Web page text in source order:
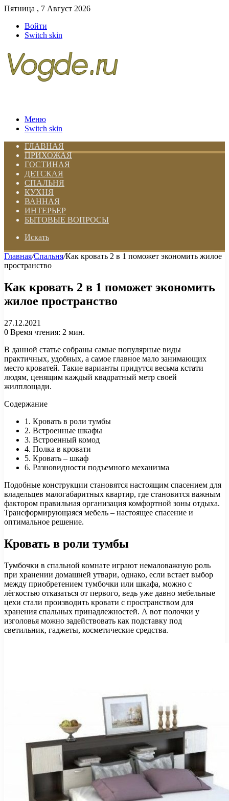
Пятница , 7 Август 2026
Войти
Switch skin
Меню
Switch skin
ГЛАВНАЯ
ПРИХОЖАЯ
ГОСТИНАЯ
ДЕТСКАЯ
СПАЛЬНЯ
КУХНЯ
ВАННАЯ
ИНТЕРЬЕР
БЫТОВЫЕ ВОПРОСЫ
Искать
Главная/Спальня/Как кровать 2 в 1 поможет экономить жилое
пространство
Как кровать 2 в 1 поможет экономить
жилое пространство
27.12.2021
0 Время чтения: 2 мин.
В данной статье собраны самые популярные виды
практичных, удобных, а самое главное мало занимающих
место кроватей. Такие варианты придутся весьма кстати
людям, ценящим каждый квадратный метр своей
жилплощади.
Содержание
1. Кровать в роли тумбы
2. Встроенные шкафы
3. Встроенный комод
4. Полка в кровати
5. Кровать – шкаф
6. Разновидности подъемного механизма
Подобные конструкции становятся настоящим спасением для
владельцев малогабаритных квартир, где становится важным
фактором правильная организация комфортной зоны отдыха.
Трансформирующаяся мебель – настоящее спасение и
оптимальное решение.
Кровать в роли тумбы
Тумбочки в спальной комнате играют немаловажную роль
при хранении домашней утвари, однако, если встает выбор
между приобретением тумбочки или шкафа, можно с
лёгкостью отказаться от первого, ведь уже давно мебельные
цехи стали производить кровати с пространством для
хранения спальных принадлежностей. А вот полочки у
изголовья можно задействовать как подставку под
светильник, гаджеты, косметические средства.